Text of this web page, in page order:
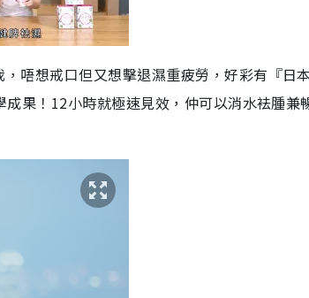
唔想戒口但又想擊退濕重疲勞，好彩有『日
果！12小時就極速見效，仲可以消水袪腫兼